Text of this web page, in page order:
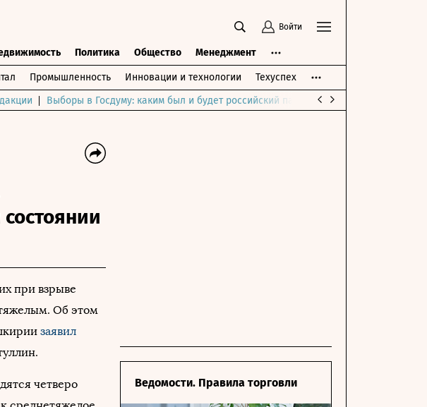
Войти
Политика Общество Менеджмент
Промышленность Инновации и технологии Техуспех
Выборы в Госдуму: каким был и будет российский парламент
при взрыве
тяжелым. Об этом
заявил
четверо
Ведомости. Правила торговли